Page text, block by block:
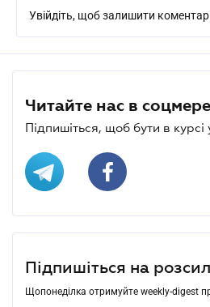
Увійдіть, щоб залишити коментар
Читайте нас в
Підпишіться, щоб бути в курсі
Підпишіться на
Щопонеділка отримуйте weekly-digest